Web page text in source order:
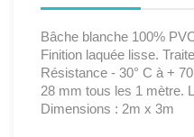
Bâche blanche 100%
Finition laquée lisse.
Résistance - 30° C à +
28 mm tous les 1 mètre.
Dimensions : 2m x 3m